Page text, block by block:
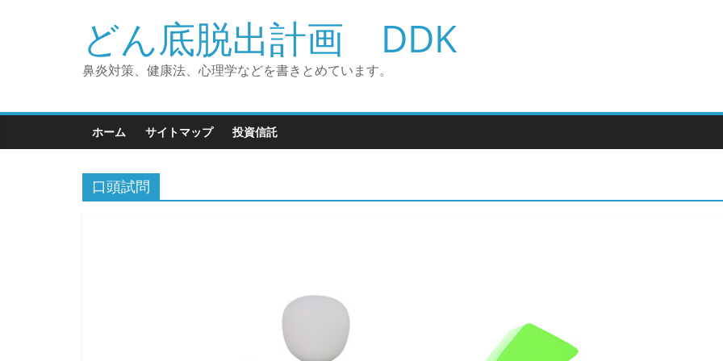
へ
キ
どん底脱出計画 DDK
鼻炎対策、健康法、心理学などを書きとめています。
ホーム サイトマップ 投資信託
口頭試問